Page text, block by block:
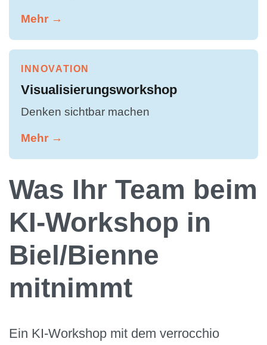
Mehr →
INNOVATION
Visualisierungsworkshop
Denken sichtbar machen
Mehr →
Was Ihr Team beim
KI-Workshop in
Biel/Bienne
mitnimmt
Ein KI-Workshop mit dem verrocchio